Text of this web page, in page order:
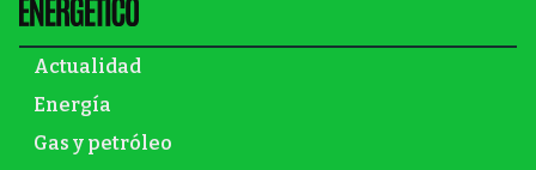
Actualidad
Energía
Gas y petróleo